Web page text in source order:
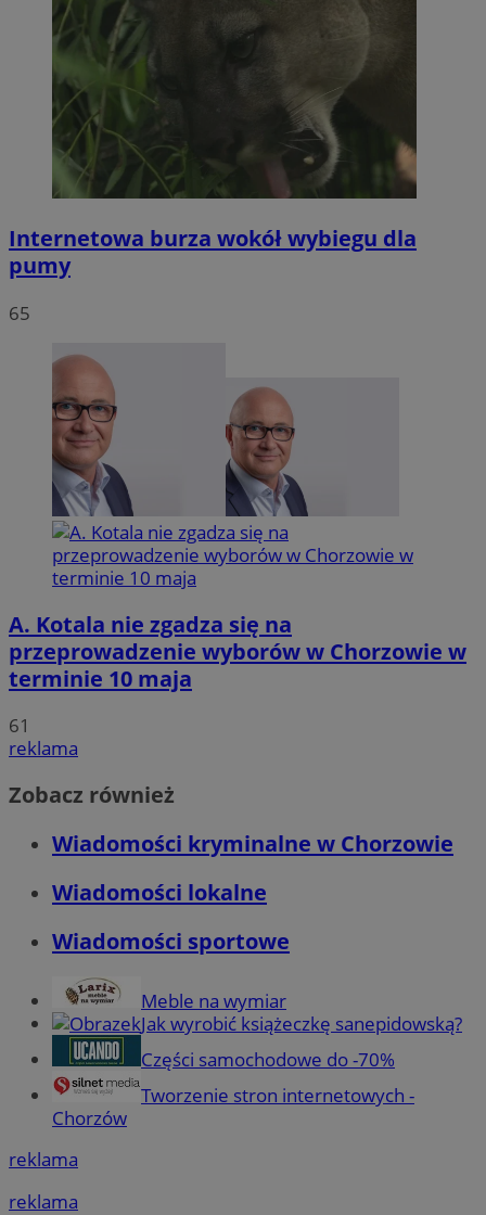
Internetowa burza wokół wybiegu dla
pumy
65
A. Kotala nie zgadza się na
przeprowadzenie wyborów w Chorzowie w
terminie 10 maja
61
reklama
Zobacz również
Wiadomości kryminalne w Chorzowie
Wiadomości lokalne
Wiadomości sportowe
Meble na wymiar
Jak wyrobić książeczkę sanepidowską?
Części samochodowe do -70%
Tworzenie stron internetowych -
Chorzów
reklama
reklama